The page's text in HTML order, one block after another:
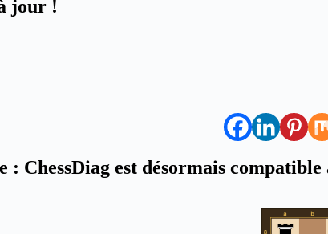
jour !
: ChessDiag est désormais compatible